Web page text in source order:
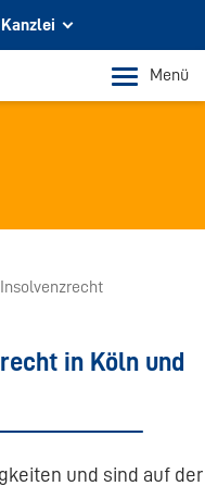
Menü
Insolvenzrecht
in Köln und
und sind auf der